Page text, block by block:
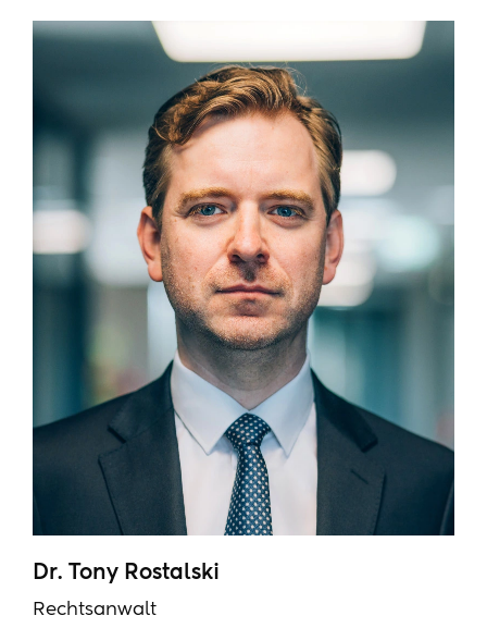
Dr. Tony Rostalski
Rechtsanwalt